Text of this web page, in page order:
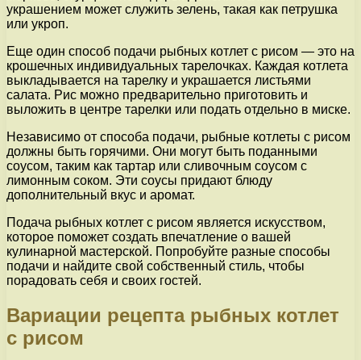
украшением может служить зелень, такая как петрушка
или укроп.
Еще один способ подачи рыбных котлет с рисом — это на
крошечных индивидуальных тарелочках. Каждая котлета
выкладывается на тарелку и украшается листьями
салата. Рис можно предварительно приготовить и
выложить в центре тарелки или подать отдельно в миске.
Независимо от способа подачи, рыбные котлеты с рисом
должны быть горячими. Они могут быть поданными
соусом, таким как тартар или сливочным соусом с
лимонным соком. Эти соусы придают блюду
дополнительный вкус и аромат.
Подача рыбных котлет с рисом является искусством,
которое поможет создать впечатление о вашей
кулинарной мастерской. Попробуйте разные способы
подачи и найдите свой собственный стиль, чтобы
порадовать себя и своих гостей.
Вариации рецепта рыбных котлет
с рисом